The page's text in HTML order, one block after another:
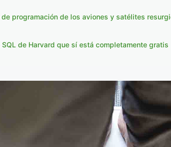
de programación de los aviones y satélites
SQL de Harvard que sí está completamente gratis